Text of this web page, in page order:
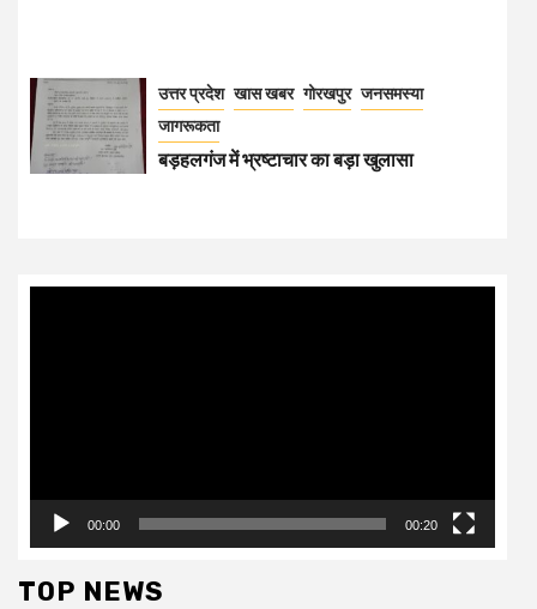
उत्तर प्रदेश खास खबर गोरखपुर जनसमस्या
जागरूकता
बड़हलगंज में भ्रष्टाचार का बड़ा खुलासा
00:00 00:20
TOP NEWS